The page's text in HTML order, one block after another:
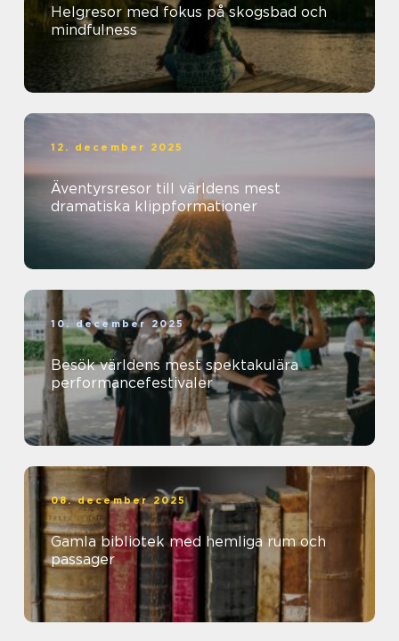
Helgresor med fokus på skogsbad och
mindfulness
12. december 2025
Äventyrsresor till världens mest
dramatiska klippformationer
10. december 2025
Besök världens mest spektakulära
performancefestivaler
08. december 2025
Gamla bibliotek med hemliga rum och
passager